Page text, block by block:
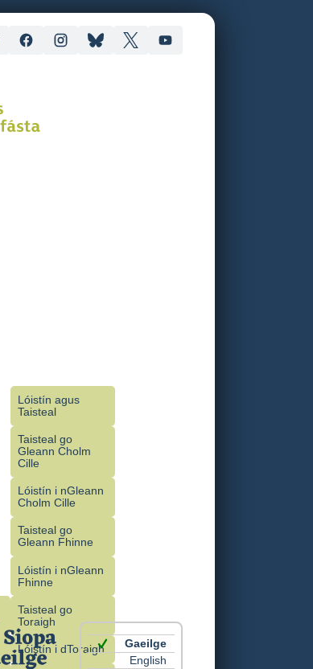
Gaeilge
English
Lóistín agus
Taisteal
Taisteal go
Gleann Cholm
Cille
Lóistín i nGleann
Cholm Cille
Taisteal go
Gleann Fhinne
Lóistín i nGleann
Fhinne
Taisteal go
Toraigh
Lóistín i dToraigh